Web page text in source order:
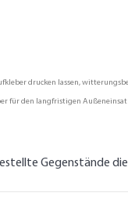
drucken lassen,
für den langfristigen
Gegenstände